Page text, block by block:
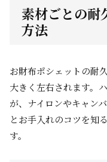
素材ごとの耐
方法
お財布ポシェットの耐
大きく左右されます。
が、ナイロンやキャン
とお手入れのコツを知
す。